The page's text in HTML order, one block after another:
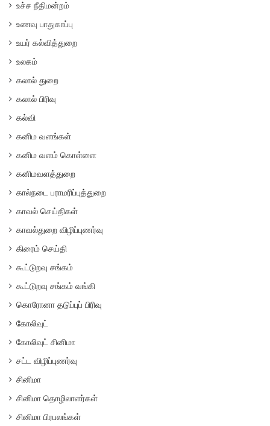
உச்ச நீதிமன்றம்
உணவு பாதுகாப்பு
உயர் கல்வித்துறை
உலகம்
கலால் துறை
கலால் பிரிவு
கல்வி
கனிம வளங்கள்
கனிம வளம் கொள்ளை
கனிமவளத்துறை
கால்நடை பராமரிப்புத்துறை
காவல் செய்திகள்
காவல்துறை விழிப்புணர்வு
கிரைம் செய்தி
கூட்டுறவு சங்கம்
கூட்டுறவு சங்கம் வங்கி
கொரோனா தடுப்புப் பிரிவு
கோலிவுட்
கோலிவுட் சினிமா
சட்ட விழிப்புணர்வு
சினிமா
சினிமா தொழிலாளர்கள்
சினிமா பிரபலங்கள்